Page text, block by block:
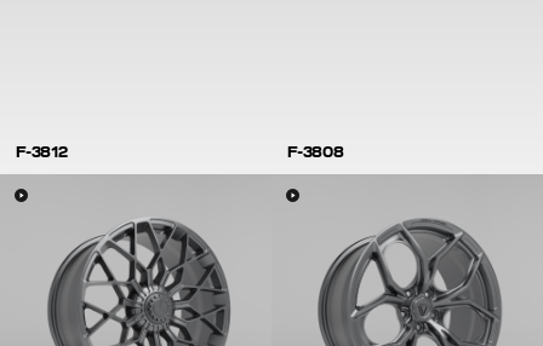
F-3812 F-3808